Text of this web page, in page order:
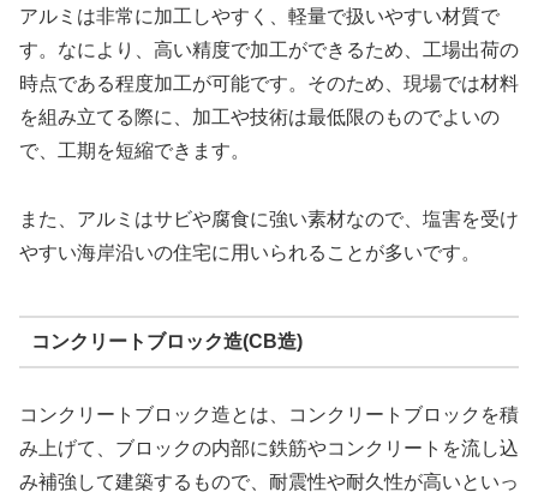
アルミは非常に加工しやすく、軽量で扱いやすい材質で
す。なにより、高い精度で加工ができるため、工場出荷の
時点である程度加工が可能です。そのため、現場では材料
を組み立てる際に、加工や技術は最低限のものでよいの
で、工期を短縮できます。
また、アルミはサビや腐食に強い素材なので、塩害を受け
やすい海岸沿いの住宅に用いられることが多いです。
コンクリートブロック造(CB造)
コンクリートブロック造とは、コンクリートブロックを積
み上げて、ブロックの内部に鉄筋やコンクリートを流し込
み補強して建築するもので、耐震性や耐久性が高いといっ